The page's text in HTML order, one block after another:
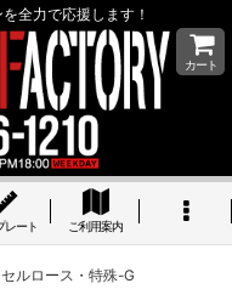
全力で応援します！
カート
レート ご利用案内
ルロース・特殊-G